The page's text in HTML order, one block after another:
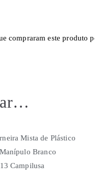
compraram este produto